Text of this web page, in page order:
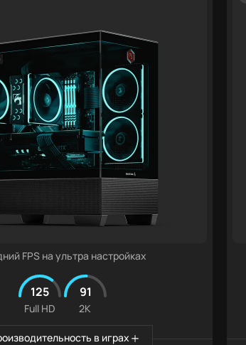
FPS на ультра настройках
125
Full HD
91
2K
в играх